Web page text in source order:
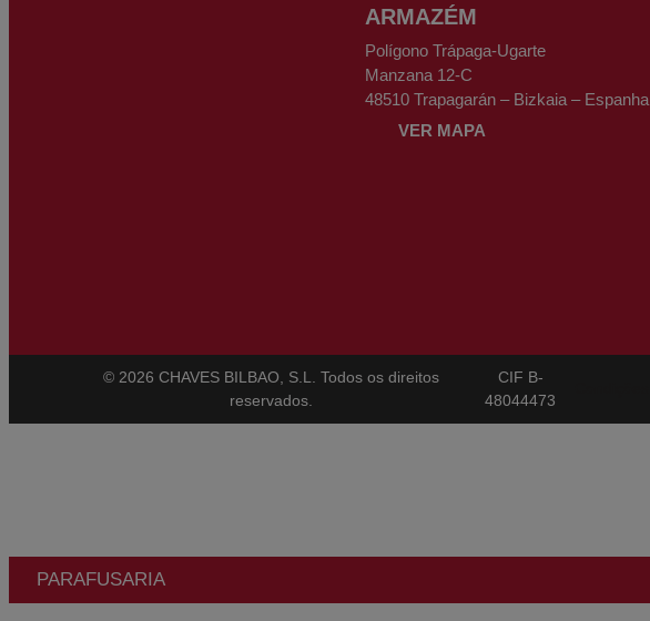
ARMAZÉM
Polígono Trápaga-Ugarte
Manzana 12-C
48510 Trapagarán – Bizkaia – Espanha
VER MAPA
© 2026 CHAVES BILBAO, S.L. Todos os direitos
reservados.
CIF B-
48044473
PARAFUSARIA